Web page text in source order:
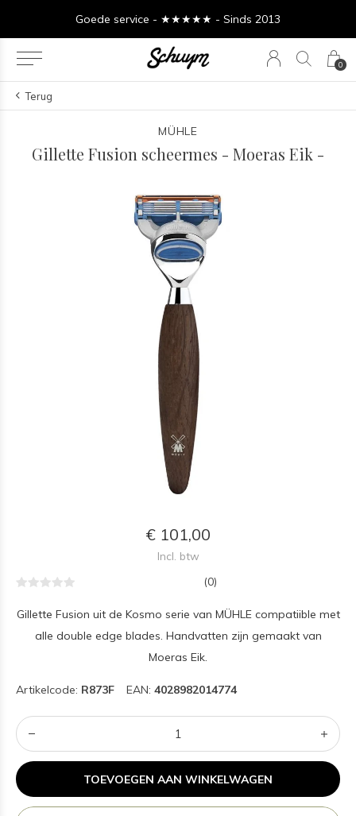
0
Goede service - ★★★★★ - Sinds 2013
Terug
MÜHLE
Gillette Fusion scheermes - Moeras Eik -
€ 101,00
Incl. btw
(0)
Gillette Fusion uit de Kosmo serie van MÜHLE compatiible met
alle double edge blades. Handvatten zijn gemaakt van
Moeras Eik.
Artikelcode: R873F EAN: 4028982014774
TOEVOEGEN AAN WINKELWAGEN